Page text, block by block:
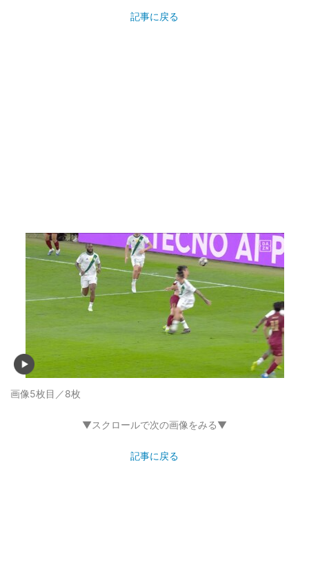
記事に戻る
画像5枚目／8枚
▼スクロールで次の画像をみる▼
記事に戻る